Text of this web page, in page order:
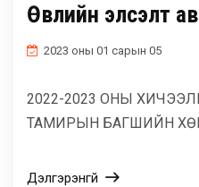
Өвлийн элсэлт
2023 оны 01 сарын 05
2022-2023 ОНЫ
ТАМИРЫН БАГШИЙН
Дэлгэрэнгүй